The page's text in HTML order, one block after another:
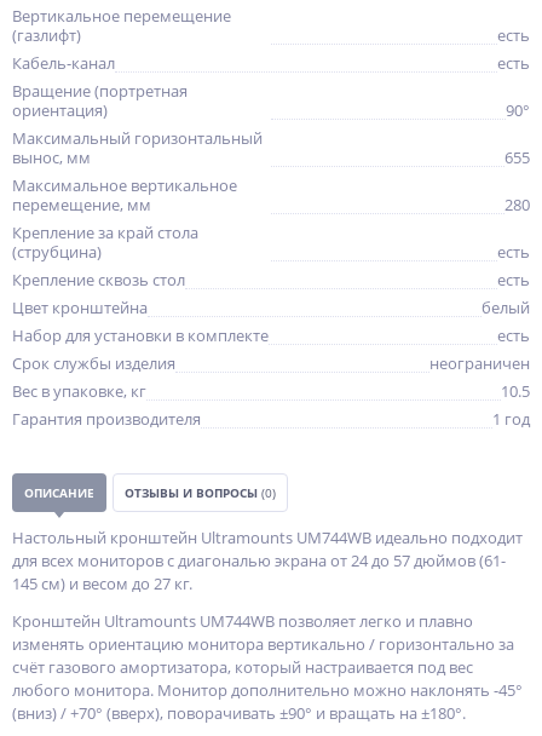
Вертикальное перемещение
(газлифт)
есть
Кабель-канал
есть
Вращение (портретная
ориентация)
90°
Максимальный горизонтальный
вынос, мм
655
Максимальное вертикальное
перемещение, мм
280
Крепление за край стола
(струбцина)
есть
Крепление сквозь стол
есть
Цвет кронштейна
белый
Набор для установки в комплекте
есть
Срок службы изделия
неограничен
Вес в упаковке, кг
10.5
Гарантия производителя
1 год
ОПИСАНИЕ ОТЗЫВЫ И ВОПРОСЫ (0)
Настольный кронштейн Ultramounts UM744WB идеально подходит
для всех мониторов с диагональю экрана от 24 до 57 дюймов (61-
145 см) и весом до 27 кг.
Кронштейн Ultramounts UM744WB позволяет легко и плавно
изменять ориентацию монитора вертикально / горизонтально за
счёт газового амортизатора, который настраивается под вес
любого монитора. Монитор дополнительно можно наклонять -45°
(вниз) / +70° (вверх), поворачивать ±90° и вращать на ±180°.